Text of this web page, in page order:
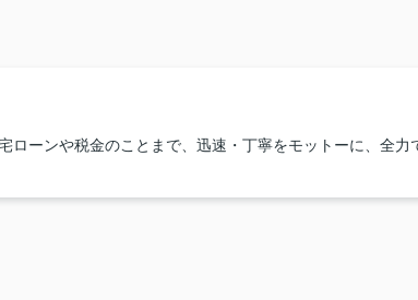
ローンや税金のことまで、迅速・丁寧をモットーに、全力